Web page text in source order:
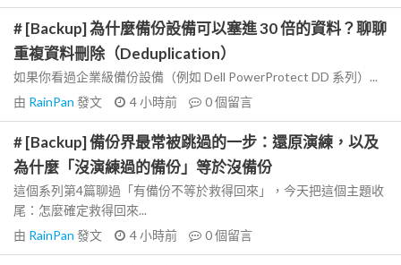
# [Backup] 為什麼備份設備可以塞進 30 倍的資料？聊聊
重複資料刪除（Deduplication）
如果你看過企業級備份設備（例如 Dell PowerProtect DD 系列）...
由 RainPan 發文 4 小時前 0個留言
# [Backup] 備份界最常被跳過的一步：還原演練，以及
為什麼「沒演練過的備份」等於沒備份
這個系列第4篇聊過「有備份不等於救得回來」，今天把這個主題收
尾：怎麼確定救得回來...
由 RainPan 發文 4 小時前 0個留言